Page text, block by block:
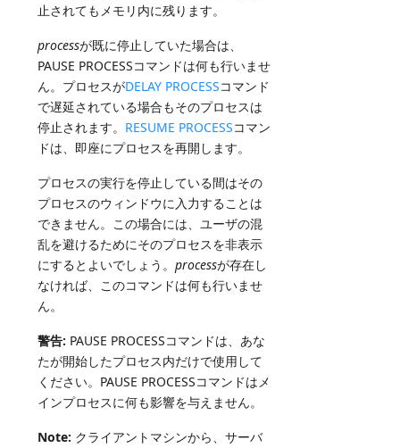
止されてもメモリ内に残ります。
processが既に停止していた場合は、
PAUSE PROCESSコマンドは何も行いませ
ん。プロセスがDELAY PROCESSコマンド
で遅延されている場合もそのプロセスは
停止されます。 RESUME PROCESSコマン
ドは、即座にプロセスを再開します。
プロセスの実行を停止している間はその
プロセスのウィンドウに入力することは
できません。この場合には、ユーザの混
乱を避けるためにそのプロセスを非表示
にするとよいでしょう。processが存在し
なければ、このコマンドは何も行いませ
ん。
警告: PAUSE PROCESSコマンドは、あな
たが開始したプロセス内だけで使用して
ください。PAUSE PROCESSコマンドはメ
インプロセスに何も影響を与えません。
Note: クライアントマシンから、サーバ